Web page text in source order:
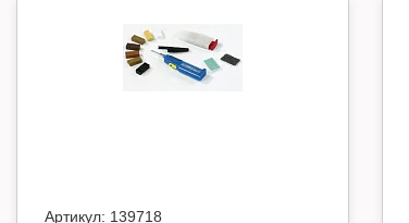
Артикул: 139718